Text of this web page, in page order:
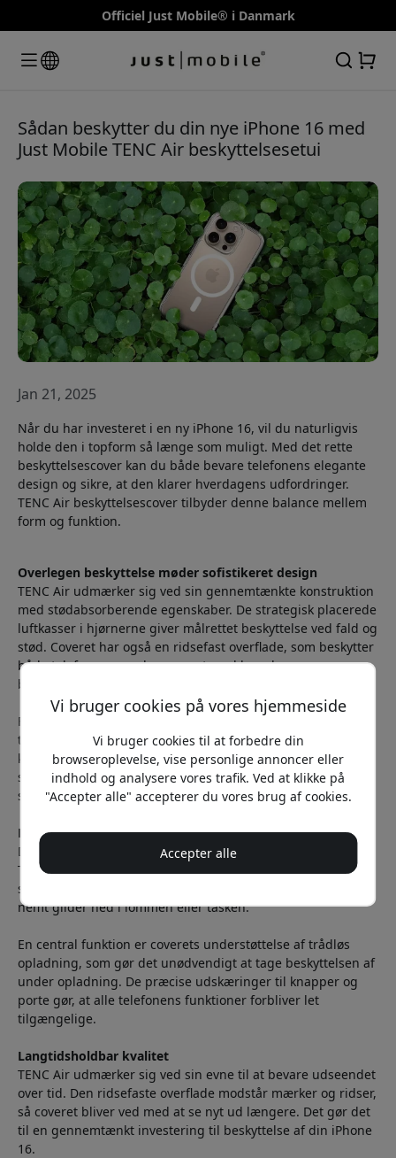
Officiel Just Mobile® i Danmark
Sådan beskytter du din nye iPhone 16 med
Just Mobile TENC Air beskyttelsesetui
Jan 21, 2025
Når du har investeret i en ny iPhone 16, vil du naturligvis
holde den i topform så længe som muligt. Med det rette
beskyttelsescover kan du både bevare telefonens elegante
design og sikre, at den klarer hverdagens udfordringer.
TENC Air beskyttelsescover tilbyder denne balance mellem
form og funktion.
Overlegen beskyttelse møder sofistikeret design
TENC Air udmærker sig ved sin gennemtænkte konstruktion
med stødabsorberende egenskaber. De strategisk placerede
luftkasser i hjørnerne giver målrettet beskyttelse ved fald og
stød. Coveret har også en ridsefast overflade, som beskytter
både telefonen og selve coveret mod hverdagens
belastninger.
For dig, der værdsætter telefonens kamerafunktioner,
tilbyder TENC Air en særligt gennemtænkt beskyttelse af
kameralinsen. De hævede kanter omkring kameramodulet
skaber en beskyttende barriere mod ridser og stød,
samtidig med at billedkvaliteten forbliver upåvirket.
Praktisk i hverdagen
Den ultraslanke profil gør TENC Air særligt brugervenligt.
Trods den omfattende beskyttelse bevarer iPhone 16 sin
slanke profil, hvilket mærkes i daglig brug, når telefonen
nemt glider ned i lommen eller tasken.
En central funktion er coverets understøttelse af trådløs
opladning, som gør det unødvendigt at tage beskyttelsen af
under opladning. De præcise udskæringer til knapper og
porte gør, at alle telefonens funktioner forbliver let
tilgængelige.
Langtidsholdbar kvalitet
TENC Air udmærker sig ved sin evne til at bevare udseendet
over tid. Den ridsefaste overflade modstår mærker og ridser,
så coveret bliver ved med at se nyt ud længere. Det gør det
til en gennemtænkt investering til beskyttelse af din iPhone
16.
Vi bruger cookies på vores hjemmeside
Vi bruger cookies til at forbedre din
browseroplevelse, vise personlige annoncer eller
indhold og analysere vores trafik. Ved at klikke på
"Accepter alle" accepterer du vores brug af cookies.
Accepter alle